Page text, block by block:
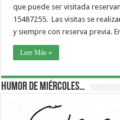
que puede ser visitada
15487255. Las visitas se
y siempre con reserva previa.
Leer Más »
Humor de Miércoles…